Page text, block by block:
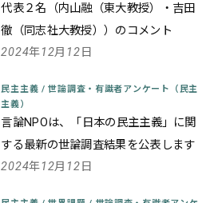
代表２名（内山融（東大教授）・吉田
徹（同志社大教授））のコメント
2024年12月12日
民主主義 / 世論調査・有識者アンケート（民主
主義）
言論NPOは、「日本の民主主義」に関
する最新の世論調査結果を公表します
2024年12月12日